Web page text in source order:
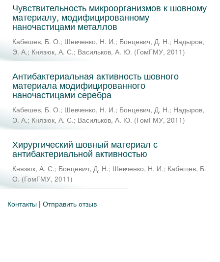
Чувствительность микроорганизмов к шовному
материалу, модифицированному
наночастицами металлов
Кабешев, Б. О.; Шевченко, Н. И.; Бонцевич, Д. Н.; Надыров,
Э. А.; Князюк, А. С.; Васильков, А. Ю. (ГомГМУ, 2011)
Антибактериальная активность шовного
материала модифицированного
наночастицами серебра
Кабешев, Б. О.; Шевченко, Н. И.; Бонцевич, Д. Н.; Надыров,
Э. А.; Князюк, А. С.; Васильков, А. Ю. (ГомГМУ, 2011)
Хирургический шовный материал с
антибактериальной активностью
Князюк, А. С.; Бонцевич, Д. Н.; Шевченко, Н. И.; Кабешев, Б.
О. (ГомГМУ, 2011)
Контакты | Отправить отзыв